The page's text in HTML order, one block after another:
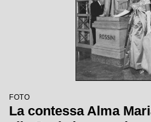
FOTO
La contessa Alma